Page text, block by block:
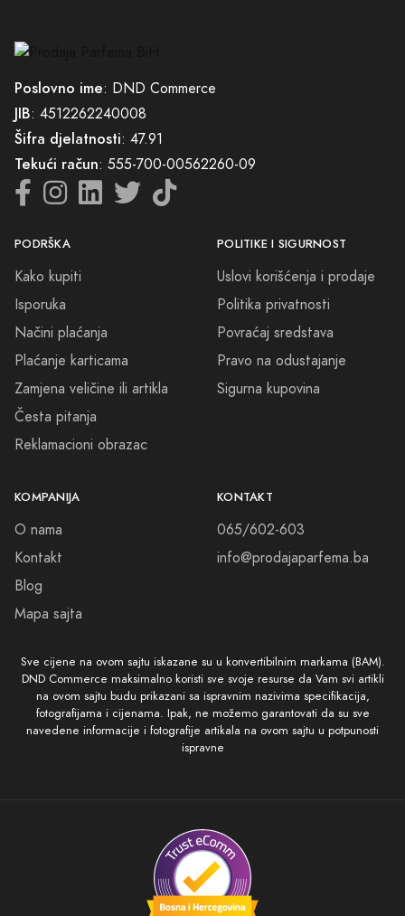
Poslovno ime: DND Commerce
JIB: 4512262240008
Šifra djelatnosti: 47.91
Tekući račun: 555-700-00562260-09
PODRŠKA
Kako kupiti
Isporuka
Načini plaćanja
Plaćanje karticama
Zamjena veličine ili artikla
Česta pitanja
Reklamacioni obrazac
POLITIKE I SIGURNOST
Uslovi korišćenja i prodaje
Politika privatnosti
Povraćaj sredstava
Pravo na odustajanje
Sigurna kupovina
KOMPANIJA
O nama
Kontakt
Blog
Mapa sajta
KONTAKT
065/602-603
info@prodajaparfema.ba
Sve cijene na ovom sajtu iskazane su u konvertibilnim markama (BAM).
DND Commerce maksimalno koristi sve svoje resurse da Vam svi artikli
na ovom sajtu budu prikazani sa ispravnim nazivima specifikacija,
fotografijama i cijenama. Ipak, ne možemo garantovati da su sve
navedene informacije i fotografije artikala na ovom sajtu u potpunosti
ispravne